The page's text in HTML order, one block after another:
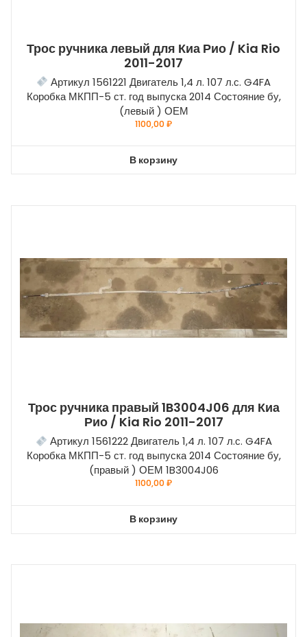
Трос ручника левый для Киа Рио / Kia Rio
2011-2017
Артикул 1561221 Двигатель 1,4 л. 107 л.с. G4FA
Коробка МКПП-5 ст. год выпуска 2014 Состояние бу,
(левый ) ОЕМ
1100,00₽
В корзину
Трос ручника правый 1B3004J06 для Киа
Рио / Kia Rio 2011-2017
Артикул 1561222 Двигатель 1,4 л. 107 л.с. G4FA
Коробка МКПП-5 ст. год выпуска 2014 Состояние бу,
(правый ) ОЕМ 1B3004J06
1100,00₽
В корзину